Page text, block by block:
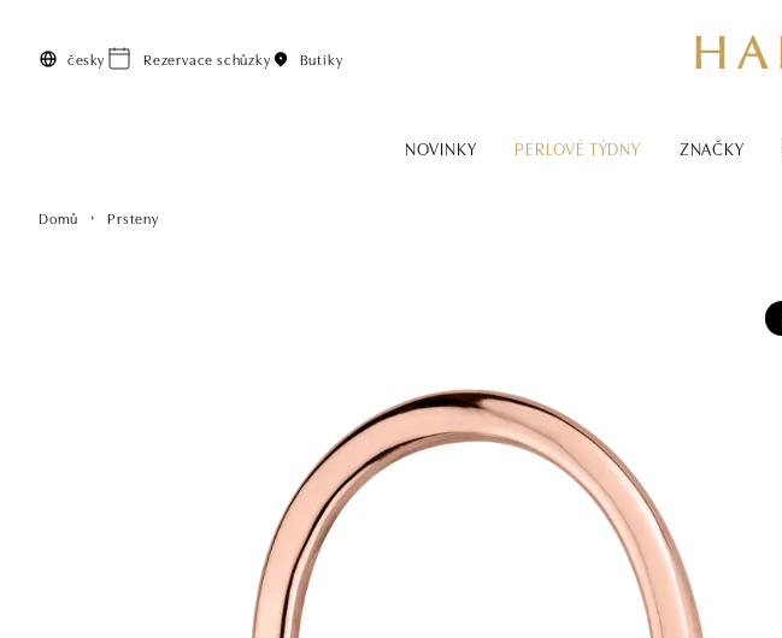
česky Rezervace schůzky Butiky
NOVINKY PERLOVÉ TÝDNY ZNAČKY
Domů Prsteny